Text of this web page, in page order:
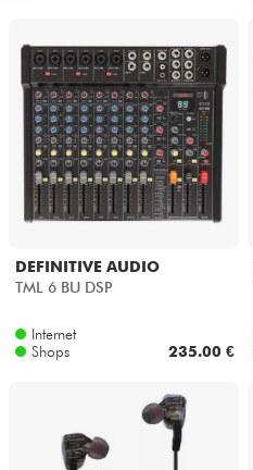
DEFINITIVE AUDIO
TML 6 BU DSP
Internet
Shops
235.00 €